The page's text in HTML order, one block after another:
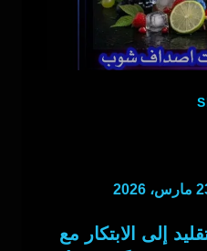
2026
إلى الابتكار مع